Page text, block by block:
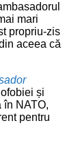
mari
propriu-zis
aceea că
și
în NATO,
pentru